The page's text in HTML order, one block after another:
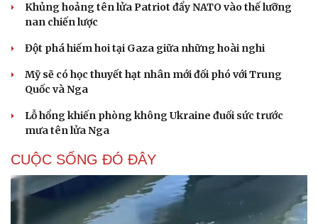
Khủng hoảng tên lửa Patriot đẩy NATO vào thế lưỡng
nan chiến lược
Đột phá hiếm hoi tại Gaza giữa những hoài nghi
Mỹ sẽ có học thuyết hạt nhân mới đối phó với Trung
Quốc và Nga
Lỗ hổng khiến phòng không Ukraine đuối sức trước
mưa tên lửa Nga
CUỘC SỐNG ĐÓ ĐÂY